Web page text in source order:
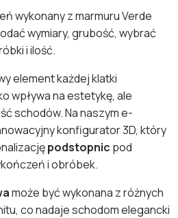
wykonany z marmuru Verde
wymiary, grubość, wybrać
i ilość.
element każdej klatki
wpływa na estetykę, ale
schodów. Na naszym e-
konfigurator 3D, który
podstopnic pod
i obróbek.
może być wykonana z różnych
co nadaje schodom elegancki